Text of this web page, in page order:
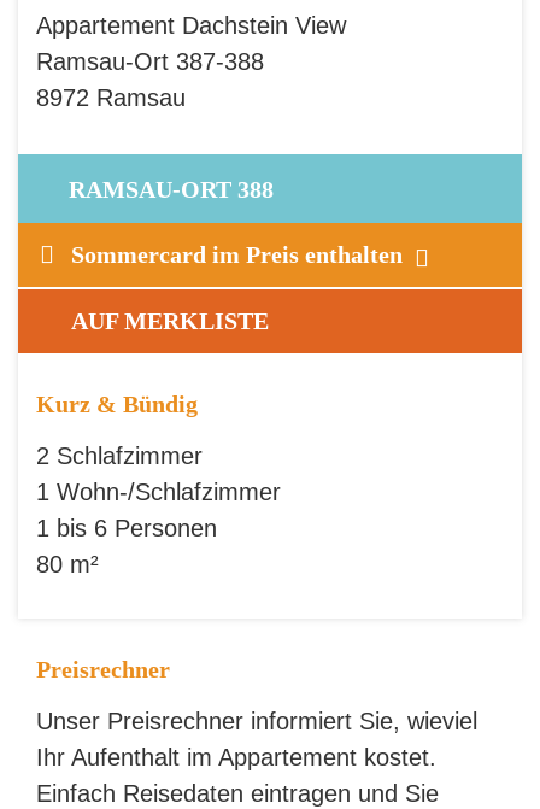
Appartement Dachstein View
Ramsau-Ort 387-388
8972 Ramsau
RAMSAU-ORT 388
Sommercard im Preis enthalten
AUF MERKLISTE
Kurz & Bündig
2 Schlafzimmer
1 Wohn-/Schlafzimmer
1 bis 6 Personen
80 m²
Preisrechner
Unser Preisrechner informiert Sie, wieviel
Ihr Aufenthalt im Appartement kostet.
Einfach Reisedaten eintragen und Sie